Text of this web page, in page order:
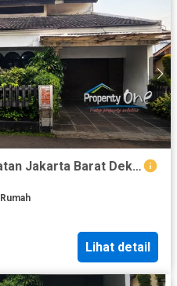
Jual Rumah Di Kedoya Selatan Jakarta Barat Dekat Akses Mall Puri
Rumah
Lihat detail